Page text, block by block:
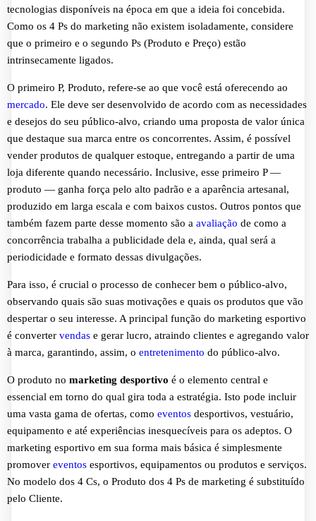
tecnologias disponíveis na época em que a ideia foi concebida.
Como os 4 Ps do marketing não existem isoladamente, considere
que o primeiro e o segundo Ps (Produto e Preço) estão
intrinsecamente ligados.
O primeiro P, Produto, refere-se ao que você está oferecendo ao
mercado. Ele deve ser desenvolvido de acordo com as necessidades
e desejos do seu público-alvo, criando uma proposta de valor única
que destaque sua marca entre os concorrentes. Assim, é possível
vender produtos de qualquer estoque, entregando a partir de uma
loja diferente quando necessário. Inclusive, esse primeiro P —
produto — ganha força pelo alto padrão e a aparência artesanal,
produzido em larga escala e com baixos custos. Outros pontos que
também fazem parte desse momento são a avaliação de como a
concorrência trabalha a publicidade dela e, ainda, qual será a
periodicidade e formato dessas divulgações.
Para isso, é crucial o processo de conhecer bem o público-alvo,
observando quais são suas motivações e quais os produtos que vão
despertar o seu interesse. A principal função do marketing esportivo
é converter vendas e gerar lucro, atraindo clientes e agregando valor
à marca, garantindo, assim, o entretenimento do público-alvo.
O produto no marketing desportivo é o elemento central e
essencial em torno do qual gira toda a estratégia. Isto pode incluir
uma vasta gama de ofertas, como eventos desportivos, vestuário,
equipamento e até experiências inesquecíveis para os adeptos. O
marketing esportivo em sua forma mais básica é simplesmente
promover eventos esportivos, equipamentos ou produtos e serviços.
No modelo dos 4 Cs, o Produto dos 4 Ps de marketing é substituído
pelo Cliente.